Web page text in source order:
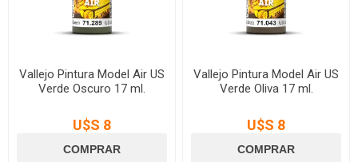
Vallejo Pintura Model Air US
Verde Oscuro 17 ml.
U$S 8
Vallejo Pintura Model Air US
Verde Oliva 17 ml.
U$S 8